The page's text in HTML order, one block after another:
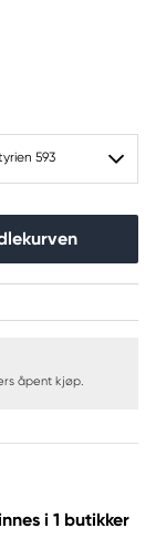
593
åpent kjøp.
i 1 butikker